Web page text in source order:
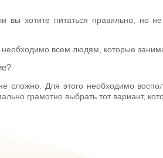
хотите питаться правильно, но
необходимо всем людям, которые
сложно. Для этого необходимо
грамотно выбрать тот вариант,